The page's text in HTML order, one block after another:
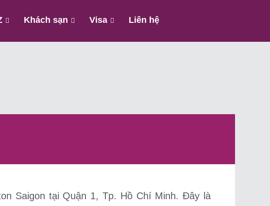
Khách sạn Visa Liên hệ
Saigon tại Quận 1, Tp. Hồ Chí Minh. Đây là